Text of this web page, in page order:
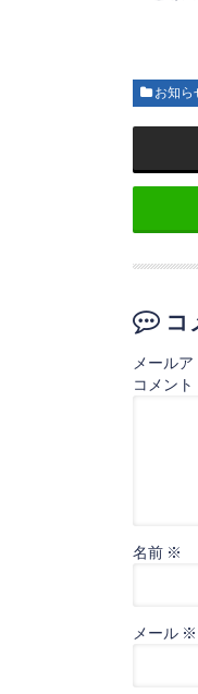
お知ら
コ
メールア
コメント
名前 ※
メール ※